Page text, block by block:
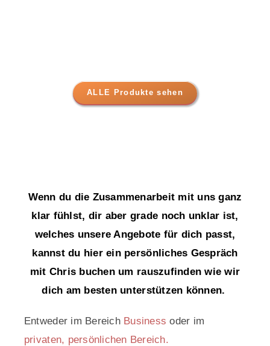
ALLE Produkte sehen
Wenn du die Zusammenarbeit mit uns ganz
klar fühlst, dir aber grade noch unklar ist,
welches unsere Angebote für dich passt,
kannst du hier ein persönliches Gespräch
mit Chris buchen um rauszufinden wie wir
dich am besten unterstützen können.
Entweder im Bereich Business oder im
privaten, persönlichen Bereich.